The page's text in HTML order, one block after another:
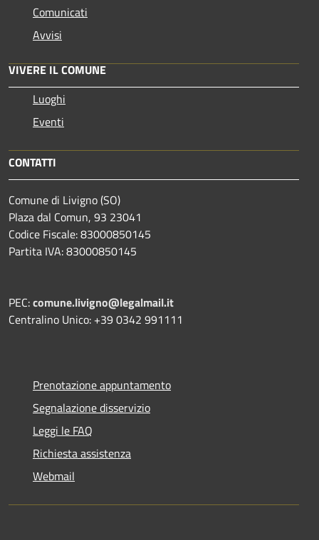
Comunicati
Avvisi
VIVERE IL COMUNE
Luoghi
Eventi
CONTATTI
Comune di Livigno (SO)
Plaza dal Comun, 93 23041
Codice Fiscale: 83000850145
Partita IVA: 83000850145
PEC:comune.livigno@legalmail.it
Centralino Unico: +39 0342 991111
Prenotazione appuntamento
Segnalazione disservizio
Leggi le FAQ
Richiesta assistenza
Webmail